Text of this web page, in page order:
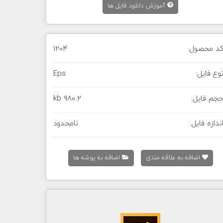
آموزش دانلود فایل ها
کد محصول: 1204
نوع فایل: Eps
حجم فایل: 980.2 kb
اندازه فایل: نامحدود
اضافه به علاقه مندی اضافه به پوشه ها